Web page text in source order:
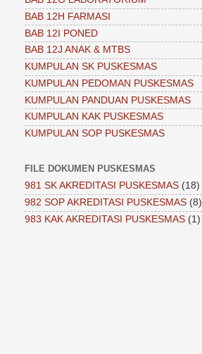
BAB 12H FARMASI
BAB 12I PONED
BAB 12J ANAK & MTBS
KUMPULAN SK PUSKESMAS
KUMPULAN PEDOMAN PUSKESMAS
KUMPULAN PANDUAN PUSKESMAS
KUMPULAN KAK PUSKESMAS
KUMPULAN SOP PUSKESMAS
FILE DOKUMEN PUSKESMAS
981 SK AKREDITASI PUSKESMAS (18)
982 SOP AKREDITASI PUSKESMAS (8)
983 KAK AKREDITASI PUSKESMAS (1)